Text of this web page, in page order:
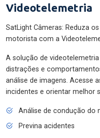
Videotelemetria
SatLight Câmeras: Reduza
motorista com a
A solução de
distrações e
análise de imagens. Acesse
incidentes e orientar melhor
Análise de condução do
Previna acidentes